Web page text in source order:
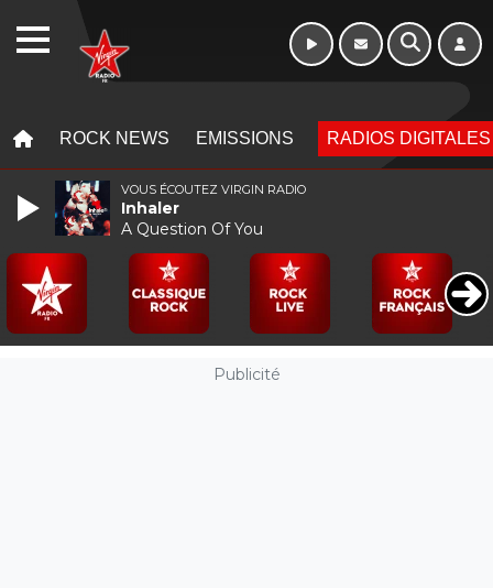
ROCK NEWS EMISSIONS RADIOS DIGITALES
Publicité
VOUS ÉCOUTEZ VIRGIN RADIO
Inhaler
A Question Of You
WEBRADIO Morning - 6h à 10h